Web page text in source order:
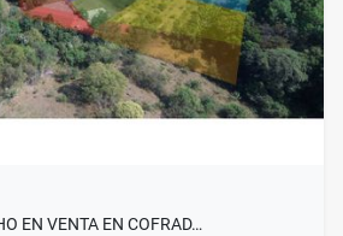
EN VENTA EN COFRAD…